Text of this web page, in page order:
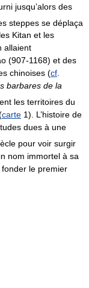
jusqu’alors des
steppes se déplaça
Kitan et les
allaient
(907-1168) et des
chinoises (cf.
barbares de la
les territoires du
carte 1). L’histoire de
dues à une
pour voir surgir
nom immortel à sa
le premier